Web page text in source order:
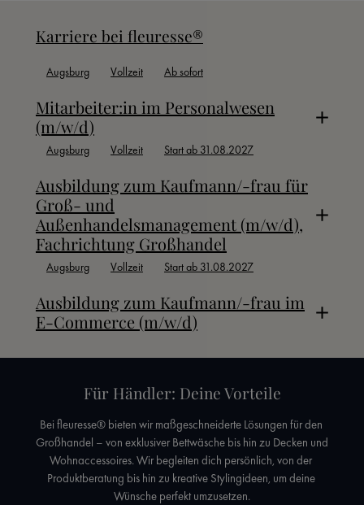
Karriere bei fleuresse®
Augsburg Vollzeit Ab sofort
Mitarbeiter:in im Personalwesen
(m/w/d)
Augsburg Vollzeit Start ab 31.08.2027
Ausbildung zum Kaufmann/-frau für
Groß- und
Außenhandelsmanagement (m/w/d),
Fachrichtung Großhandel
Augsburg Vollzeit Start ab 31.08.2027
Ausbildung zum Kaufmann/-frau im
E-Commerce (m/w/d)
Für Händler: Deine Vorteile
Bei fleuresse® bieten wir maßgeschneiderte Lösungen für den
Großhandel – von exklusiver Bettwäsche bis hin zu Decken und
Wohnaccessoires. Wir begleiten dich persönlich, von der
Produktberatung bis hin zu kreative Stylingideen, um deine
Wünsche perfekt umzusetzen.